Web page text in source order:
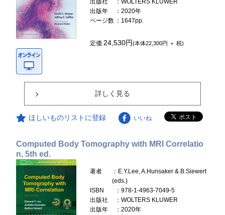
出版社
：WOLTERS KLUWER
出版年
：2020年
ページ数 ：1647pp.
定価24,530円(本体22,300円 ＋ 税)
詳しく見る
ほしいものリストに登録 いいね
Computed Body Tomography with MRI Correlatio
n, 5th ed.
著者
：E.Y.Lee, A.Hunsaker & B.Siewert
(eds.)
ISBN
：978-1-4963-7049-5
出版社
：WOLTERS KLUWER
出版年
：2020年